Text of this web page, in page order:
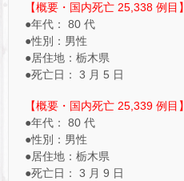
【概要・国内死亡 25,338 例目】
●年代： 80 代
●性別：男性
●居住地：栃木県
●死亡日： 3 月 5 日
【概要・国内死亡 25,339 例目】
●年代： 80 代
●性別：男性
●居住地：栃木県
●死亡日： 3 月 9 日